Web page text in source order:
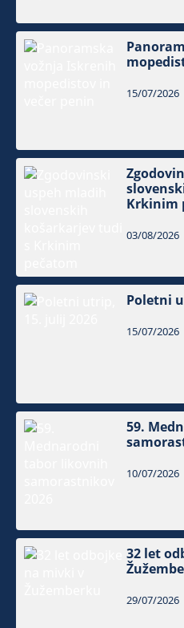
15/07/2026
Krkinim
03/08/2026
Poletni
15/07/2026
59.
10/07/2026
32 let
29/07/2026